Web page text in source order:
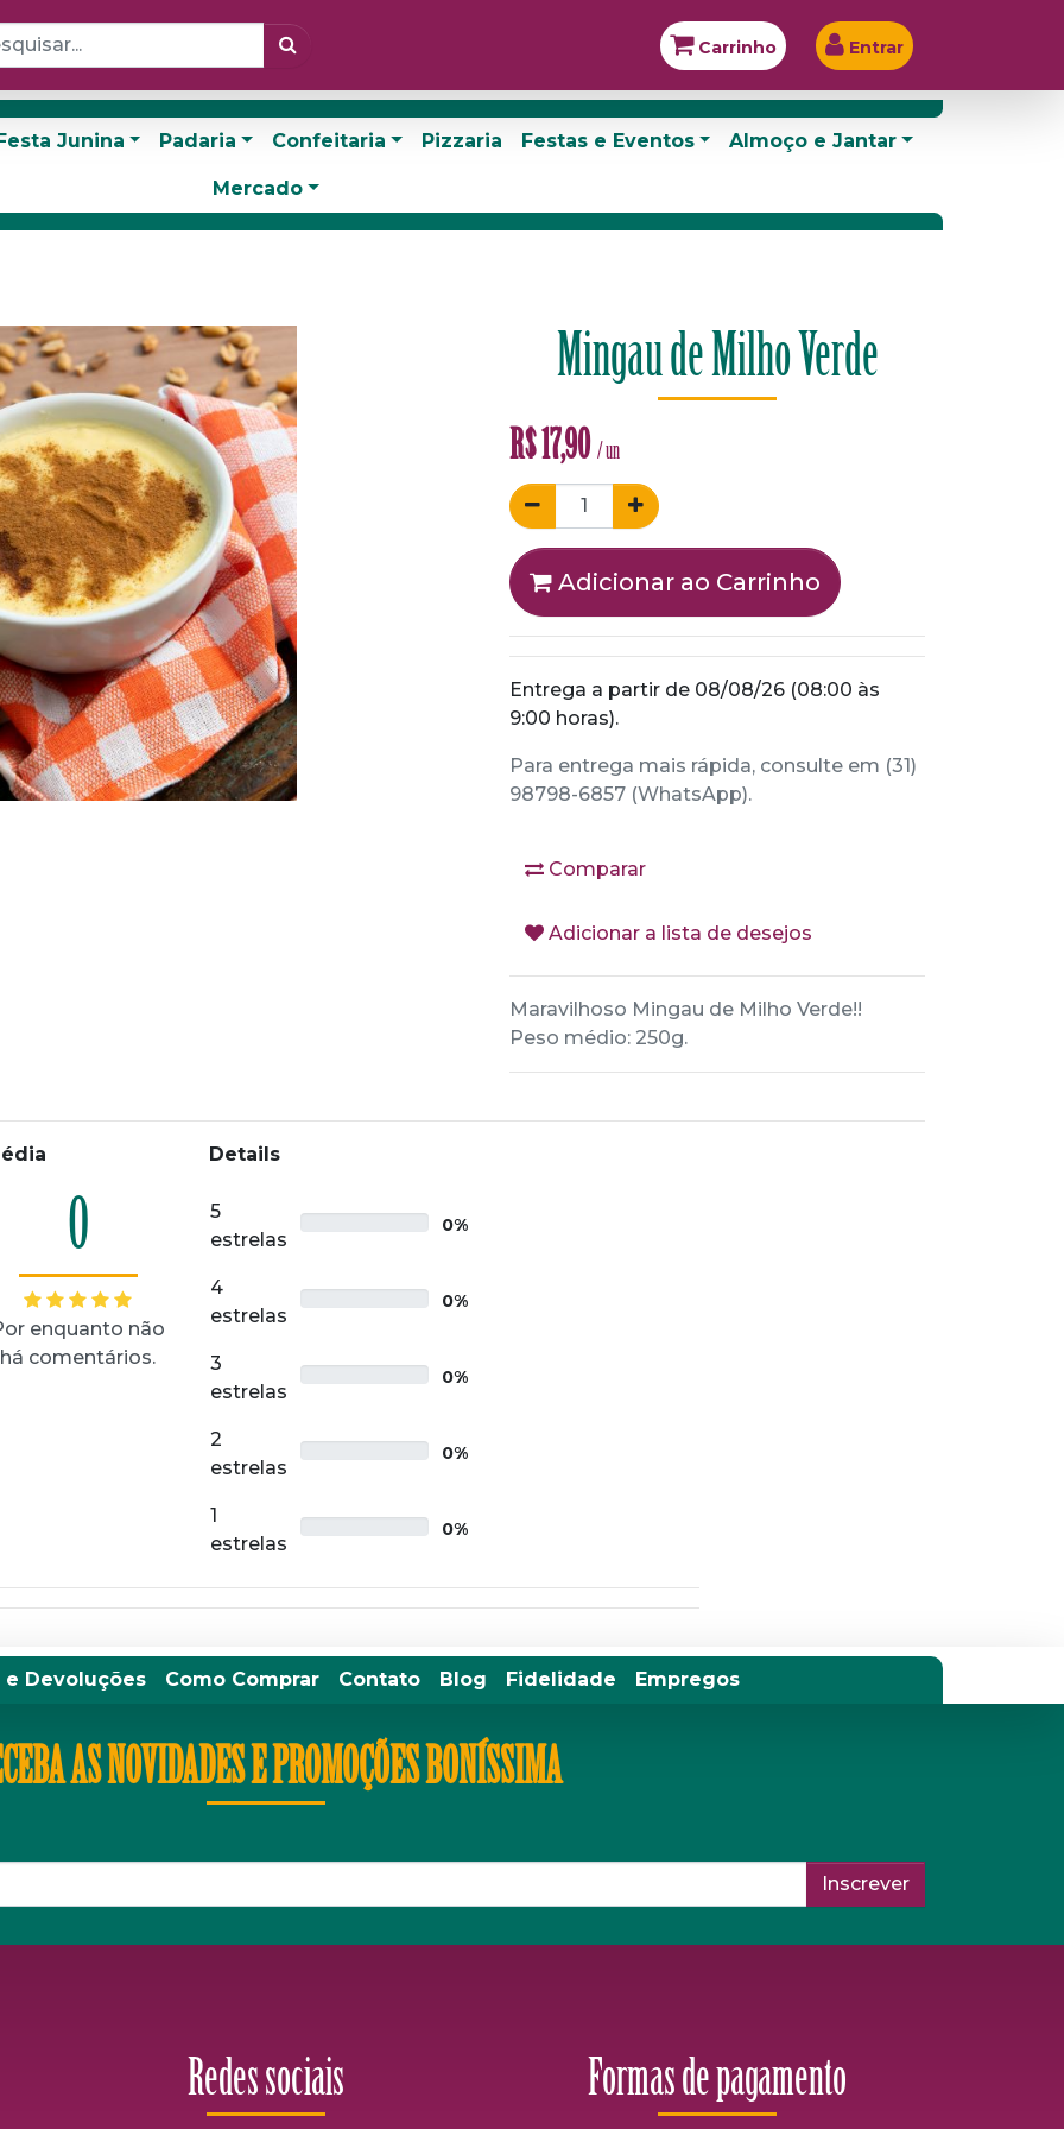
Carrinho Entrar
Junina Padaria Confeitaria Pizzaria Festas e Eventos Almoço e Jantar
Mercado
Mingau de Milho Verde
R$17,90 / un
Adicionar ao Carrinho
Entrega a partir de 08/08/26 (08:00 às
9:00 horas).
Para entrega mais rápida, consulte em (31)
98798-6857 (WhatsApp).
Comparar
Adicionar a lista de desejos
Maravilhoso Mingau de Milho Verde!!
Peso médio: 250g.
0
enquanto não
há comentários.
Details
5
estrelas
0%
4
estrelas
0%
3
estrelas
0%
2
estrelas
0%
1
estrelas
0%
e Devoluções Como Comprar Contato Blog Fidelidade Empregos
AS NOVIDADES E PROMOÇÕES BONÍSSIMA
Inscrever
Redes sociais Formas de pagamento